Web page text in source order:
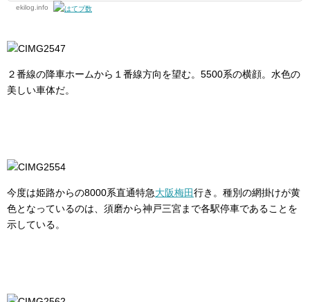
ekilog.info
２番線の降車ホームから１番線方向を望む。5500系の横顔。水色の
美しい車体だ。
今度は姫路からの8000系直通特急大阪梅田行き。種別の網掛けが黄
色となっているのは、須磨から神戸三宮まで各駅停車であることを
示している。